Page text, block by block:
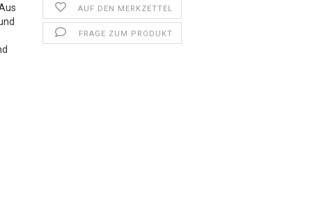
AUF DEN MERKZETTEL
FRAGE ZUM PRODUKT